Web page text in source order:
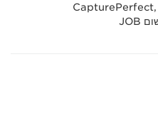
סורקי USB: קבצי הגדרת עבודה של CapturePerfect,